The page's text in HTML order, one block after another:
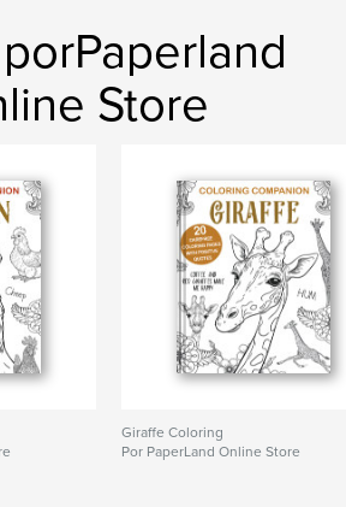
Store
Giraffe Coloring
Por PaperLand Online Store